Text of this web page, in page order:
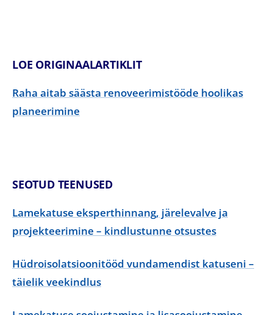
LOE ORIGINAALARTIKLIT
Raha aitab säästa renoveerimistööde hoolikas
planeerimine
SEOTUD TEENUSED
Lamekatuse eksperthinnang, järelevalve ja
projekteerimine – kindlustunne otsustes
Hüdroisolatsioonitööd vundamendist katuseni –
täielik veekindlus